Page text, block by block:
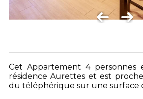
Cet Appartement 4 personnes
résidence Aurettes et est
du téléphérique sur une surface